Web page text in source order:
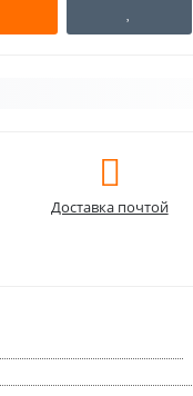
Доставка почтой